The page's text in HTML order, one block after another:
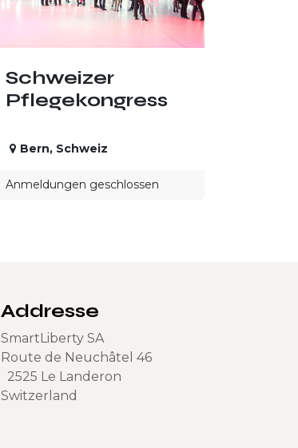
Schweizer
Pflegekongress
Bern, Schweiz
Anmeldungen geschlossen
Addresse
SmartLiberty SA
Route de Neuchâtel 46
2525 Le Landeron
Switzerland